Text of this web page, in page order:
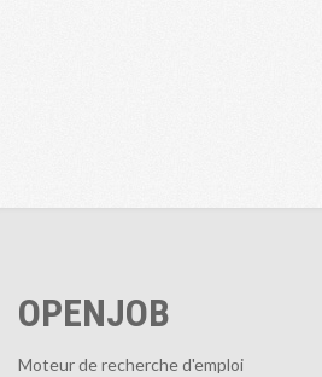
OPENJOB
Moteur de recherche d'emploi